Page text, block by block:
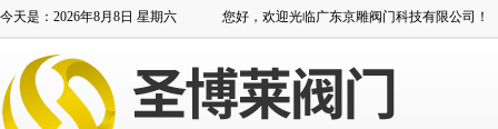
今天是：2026年8月8日 星期六 您好，欢迎光临广东京雕阀门科技有限公司！